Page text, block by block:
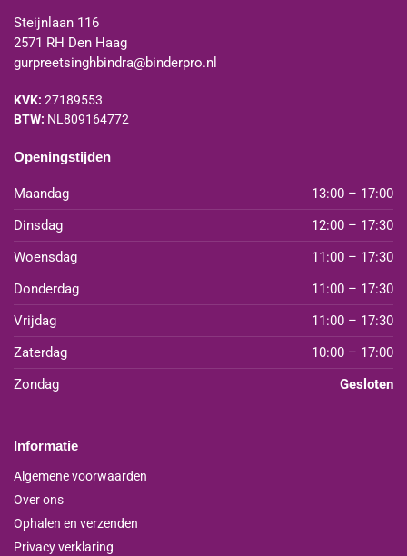
Steijnlaan 116
2571 RH Den Haag
gurpreetsinghbindra@binderpro.nl
KVK: 27189553
BTW: NL809164772
Openingstijden
Maandag
13:00 – 17:00
Dinsdag
12:00 – 17:30
Woensdag
11:00 – 17:30
Donderdag
11:00 – 17:30
Vrijdag
11:00 – 17:30
Zaterdag
10:00 – 17:00
Zondag
Gesloten
Informatie
Algemene voorwaarden
Over ons
Ophalen en verzenden
Privacy verklaring